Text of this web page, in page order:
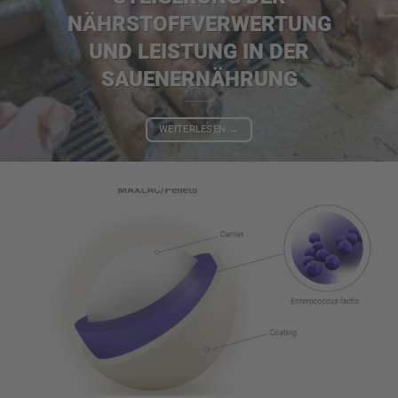
NÄHRSTOFFVERWERTUNG
UND LEISTUNG IN DER
SAUENERNÄHRUNG
WEITERLESEN →